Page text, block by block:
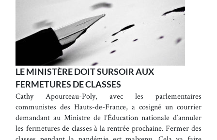
LE MINISTÈRE DOIT SURSOIR AUX
FERMETURES DE CLASSES
Cathy Apourceau-Poly, avec les parlementaires
communistes des Hauts-de-France, a cosigné un courrier
demandant au Ministre de l’Éducation nationale d’annuler
les fermetures de classes à la rentrée prochaine. Fermer des